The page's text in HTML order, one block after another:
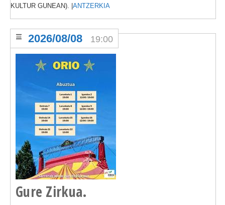
KULTUR GUNEAN). | ANTZERKIA
Gure Zirkua.
2026/08/08 19:00